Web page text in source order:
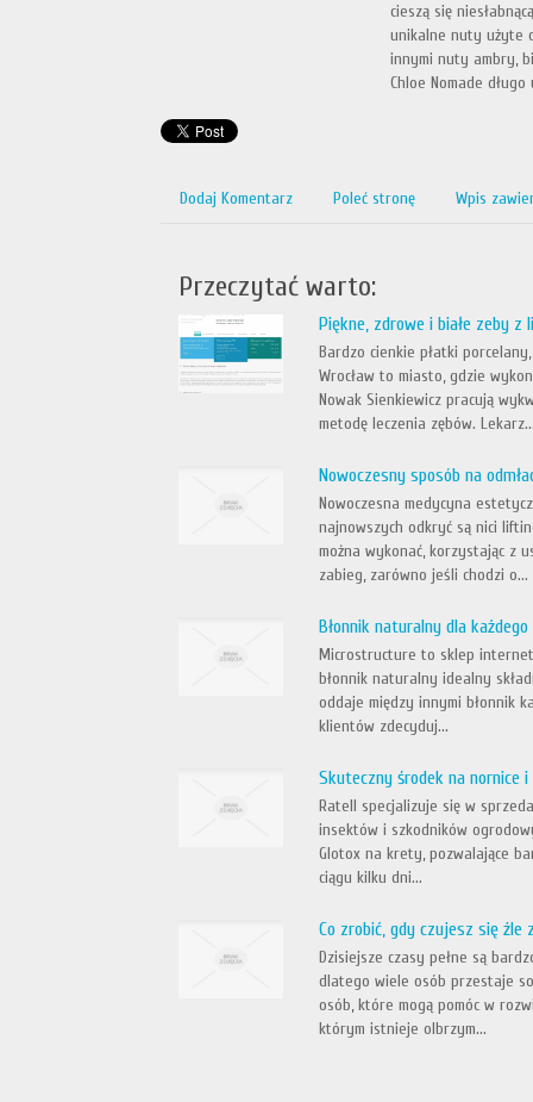
cieszą się
unikalne nuty użyte
innymi nuty ambry,
Chloe Nomade
Dodaj Komentarz Poleć stronę Wpis
Przeczytać warto:
Piękne, zdrowe i białe zeby z
Bardzo cienkie płatki
Wrocław to miasto, gdzie
Nowak Sienkiewicz pracują
metodę leczenia zębów.
Nowoczesny sposób na
Nowoczesna medycyna
najnowszych odkryć są nici
można wykonać, korzystając z
zabieg, zarówno jeśli chodzi o...
Błonnik naturalny dla każdego
Microstructure to sklep
błonnik naturalny idealny
oddaje między innymi błonnik
klientów zdecyduj...
Skuteczny środek na nornice
Ratell specjalizuje się w
insektów i szkodników
Glotox na krety, pozwalające
ciągu kilku dni...
Co zrobić, gdy czujesz się źle
Dzisiejsze czasy pełne są
dlatego wiele osób przestaje
osób, które mogą pomóc w
którym istnieje olbrzym...